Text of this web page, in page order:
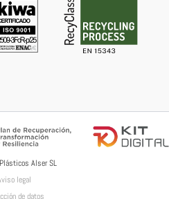
Alser SL
legal
de datos